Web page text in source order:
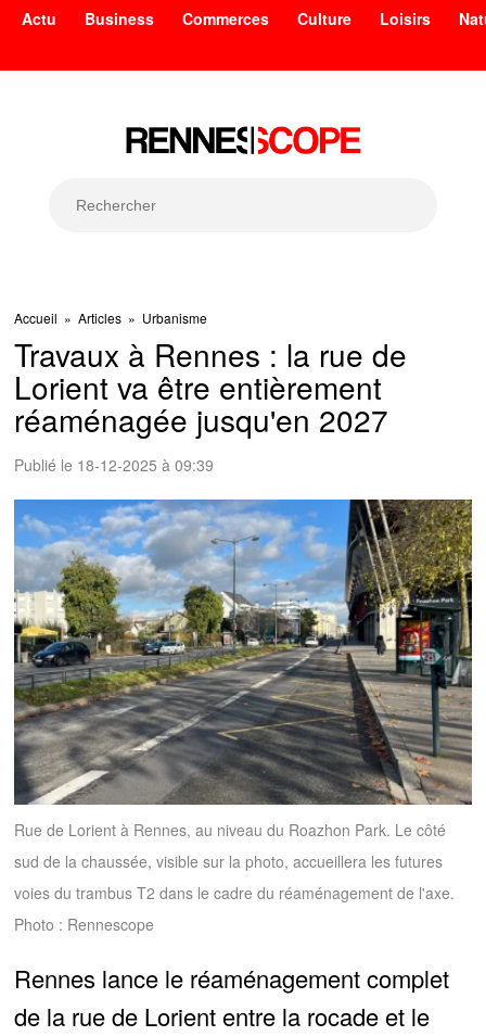
Actu Business Commerces Culture Loisirs
Accueil »Articles » Urbanisme
Travaux à Rennes : la rue de
Lorient va être entièrement
réaménagée jusqu'en 2027
Publié le 18-12-2025 à 09:39
Rue de Lorient à Rennes, au niveau du Roazhon Park. Le côté
sud de la chaussée, visible sur la photo, accueillera les futures
voies du trambus T2 dans le cadre du réaménagement de l'axe.
Photo : Rennescope
Rennes lance le réaménagement complet
de la rue de Lorient entre la rocade et le